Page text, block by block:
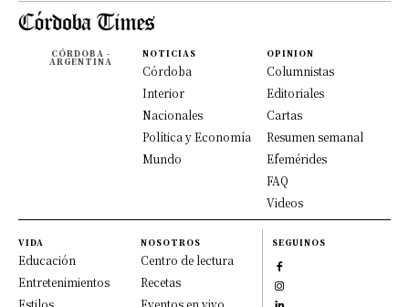
CÓRDOBA -
ARGENTINA
NOTICIAS
Córdoba
Interior
Nacionales
Política y Economía
Mundo
OPINION
Columnistas
Editoriales
Cartas
Resumen semanal
Efemérides
FAQ
Videos
VIDA
Educación
Entretenimientos
Estilos
NOSOTROS
Centro de lectura
Recetas
Eventos en vivo
SEGUINOS